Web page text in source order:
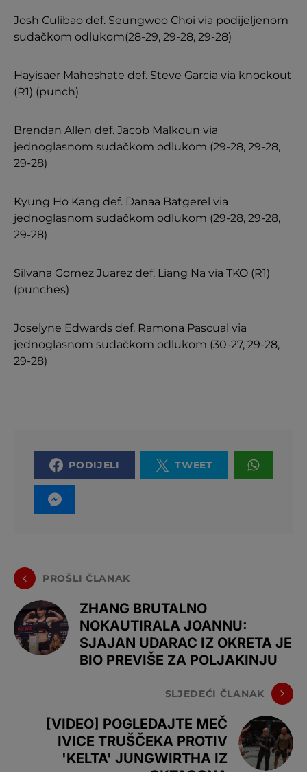
Josh Culibao def. Seungwoo Choi via podijeljenom
sudačkom odlukom(28-29, 29-28, 29-28)
Hayisaer Maheshate def. Steve Garcia via knockout
(R1) (punch)
Brendan Allen def. Jacob Malkoun via
jednoglasnom sudačkom odlukom (29-28, 29-28,
29-28)
Kyung Ho Kang def. Danaa Batgerel via
jednoglasnom sudačkom odlukom (29-28, 29-28,
29-28)
Silvana Gomez Juarez def. Liang Na via TKO (R1)
(punches)
Joselyne Edwards def. Ramona Pascual via
jednoglasnom sudačkom odlukom (30-27, 29-28,
29-28)
PODIJELI TWEET
PROŠLI ČLANAK
ZHANG BRUTALNO
NOKAUTIRALA JOANNU:
SJAJAN UDARAC IZ OKRETA JE
BIO PREVIŠE ZA POLJAKINJU
SLJEDEĆI ČLANAK
[VIDEO] POGLEDAJTE MEČ
IVICE TRUŠČEKA PROTIV
'KELTA' JUNGWIRTHA IZ